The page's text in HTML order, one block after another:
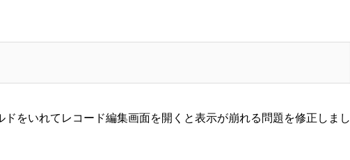
ドをいれてレコード編集画面を開くと表示が崩れる問題を修正しまし